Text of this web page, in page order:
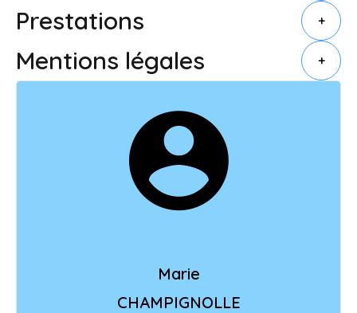
Prestations +
Mentions légales +
Marie
CHAMPIGNOLLE